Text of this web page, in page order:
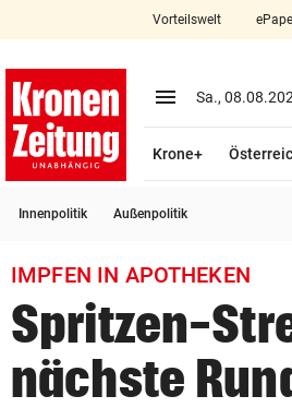
account_circle Anmelden
search
Suchbegriff
eingeben
Vorteilswelt
menu Menü aufklappen
Sa.,
Krone+
Innenpolitik Außenpolitik
IMPFEN IN APOTHEKEN
Spritzen-
nächste